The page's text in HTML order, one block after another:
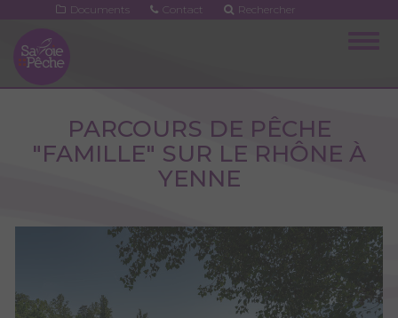
contenu
principal
Documents Contact Rechercher
PARCOURS DE PÊCHE
"FAMILLE" SUR LE RHÔNE À
YENNE